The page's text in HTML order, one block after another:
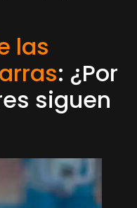
las
: ¿Por
siguen